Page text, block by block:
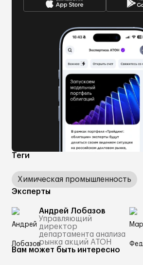
Теги
Химическая промышленность
Эксперты
Андрей Лобазов
Управляющий
директор
департамента анализа
рынка акций АТОН
Вам может быть интересно